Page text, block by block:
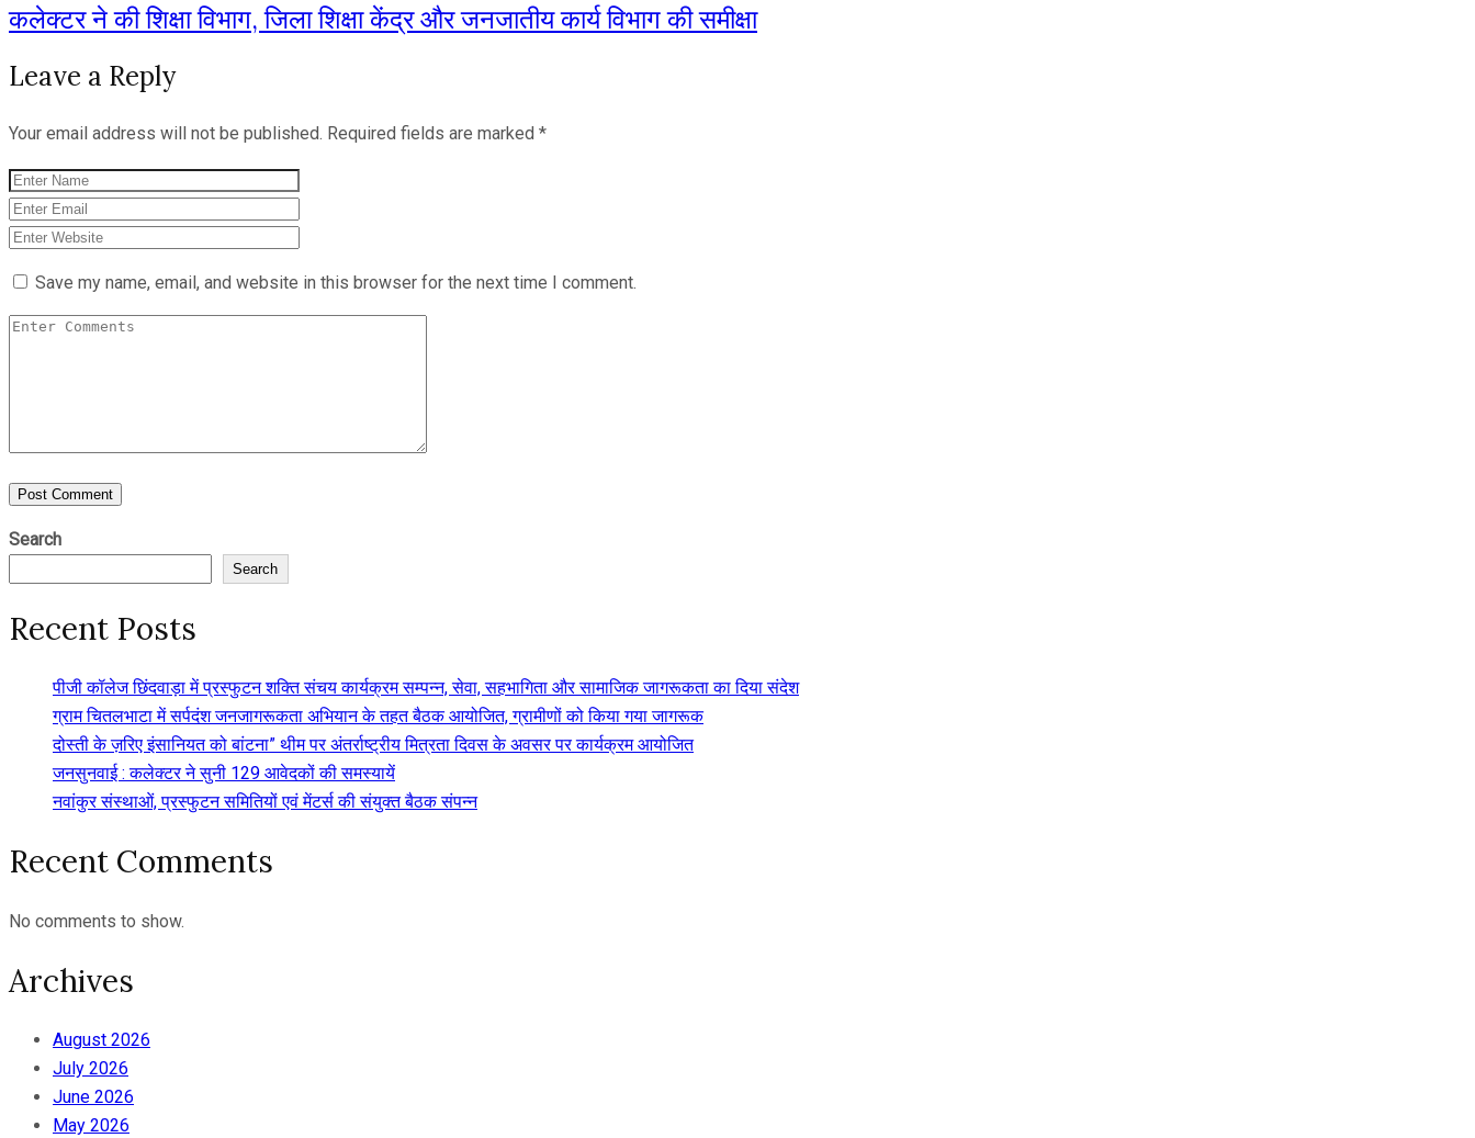
कलेक्टर ने की शिक्षा विभाग, जिला शिक्षा केंद्र और जनजातीय कार्य विभाग की समीक्षा
Leave a Reply
Your email address will not be published. Required fields are marked *
Save my name, email, and website in this browser for the next time I comment.
Search
Search
Recent Posts
पीजी कॉलेज छिंदवाड़ा में प्रस्फुटन शक्ति संचय कार्यक्रम सम्पन्न, सेवा, सहभागिता और सामाजिक जागरूकता का दिया संदेश
ग्राम चितलभाटा में सर्पदंश जनजागरूकता अभियान के तहत बैठक आयोजित, ग्रामीणों को किया गया जागरूक
दोस्ती के ज़रिए इंसानियत को बांटना” थीम पर अंतर्राष्ट्रीय मित्रता दिवस के अवसर पर कार्यक्रम आयोजित
जनसुनवाई : कलेक्टर ने सुनी 129 आवेदकों की समस्यायें
नवांकुर संस्थाओं, प्रस्फुटन समितियों एवं मेंटर्स की संयुक्त बैठक संपन्न
Recent Comments
No comments to show.
Archives
August 2026
July 2026
June 2026
May 2026